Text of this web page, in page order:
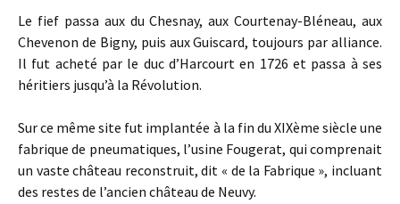
Le fief passa aux du Chesnay, aux Courtenay-Bléneau, aux
Chevenon de Bigny, puis aux Guiscard, toujours par alliance.
Il fut acheté par le duc d’Harcourt en 1726 et passa à ses
héritiers jusqu’à la Révolution.
Sur ce même site fut implantée à la fin du XIXème siècle une
fabrique de pneumatiques, l’usine Fougerat, qui comprenait
un vaste château reconstruit, dit « de la Fabrique », incluant
des restes de l’ancien château de Neuvy.